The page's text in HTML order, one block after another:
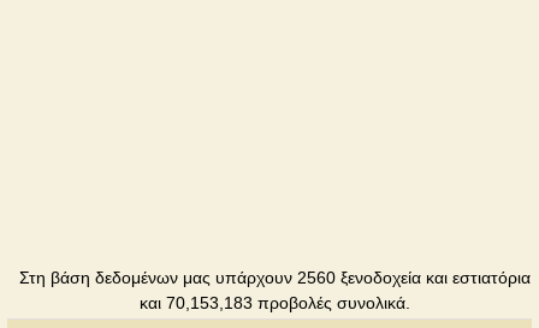
Στη βάση δεδομένων μας υπάρχουν 2560 ξενοδοχεία και εστιατόρια
και 70,153,183 προβολές συνολικά.